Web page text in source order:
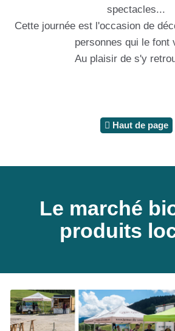
spectacles...
Cette journée est l'occasion de
personnes qui le font
Au plaisir de s'y
Haut de page
Le marché
produits